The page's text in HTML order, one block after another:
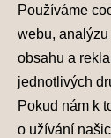
Kontakt
Používáme
webu,
obsahu a
jednotlivých
Pokud nám k
o užívání